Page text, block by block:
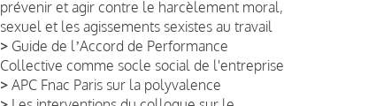
prévenir et agir contre le harcèlement moral,
sexuel et les agissements sexistes au travail
> Guide de lʼAccord de Performance
Collective comme socle social de l'entreprise
> APC Fnac Paris sur la polyvalence